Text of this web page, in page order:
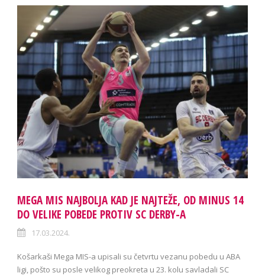
MEGA MIS NAJBOLJA KAD JE NAJTEŽE, OD MINUS 14
DO VELIKE POBEDE PROTIV SC DERBY-A
17.03.2024.
Košarkaši Mega MIS-a upisali su četvrtu vezanu pobedu u ABA
ligi, pošto su posle velikog preokreta u 23. kolu savladali SC